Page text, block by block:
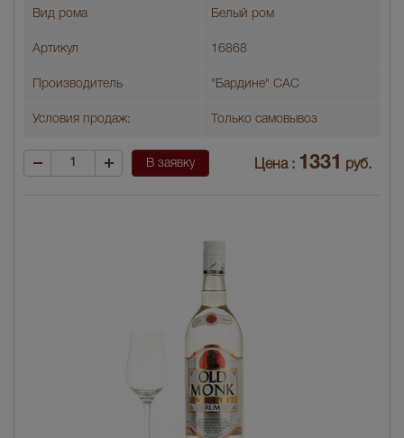
Вид рома Белый ром
Артикул 16868
Производитель "Бардине" САС
Условия продаж: Только самовывоз
В заявку Цена : 1331 руб.